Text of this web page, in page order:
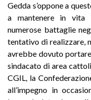
Gedda s’oppone a
a mantenere in vita
numerose battaglie
tentativo di realizzare,
avrebbe dovuto
sindacato di area
CGIL, la
all’impegno in